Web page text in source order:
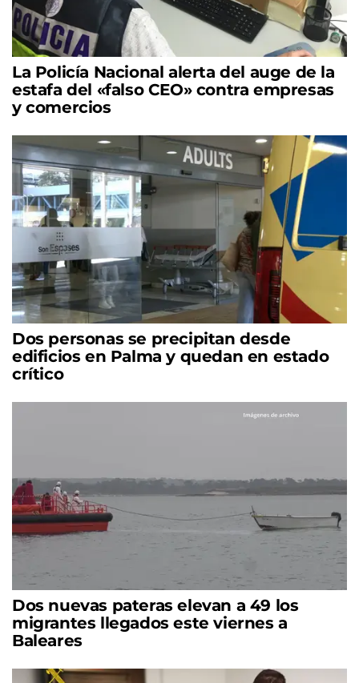
La Policía Nacional alerta del auge de la
estafa del «falso CEO» contra empresas
y comercios
Dos personas se precipitan desde
edificios en Palma y quedan en estado
crítico
Dos nuevas pateras elevan a 49 los
migrantes llegados este viernes a
Baleares